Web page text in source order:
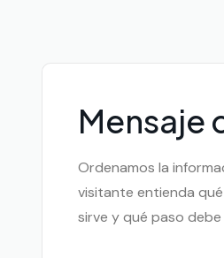
Mensaje
Ordenamos la
visitante entienda
sirve y qué paso debe